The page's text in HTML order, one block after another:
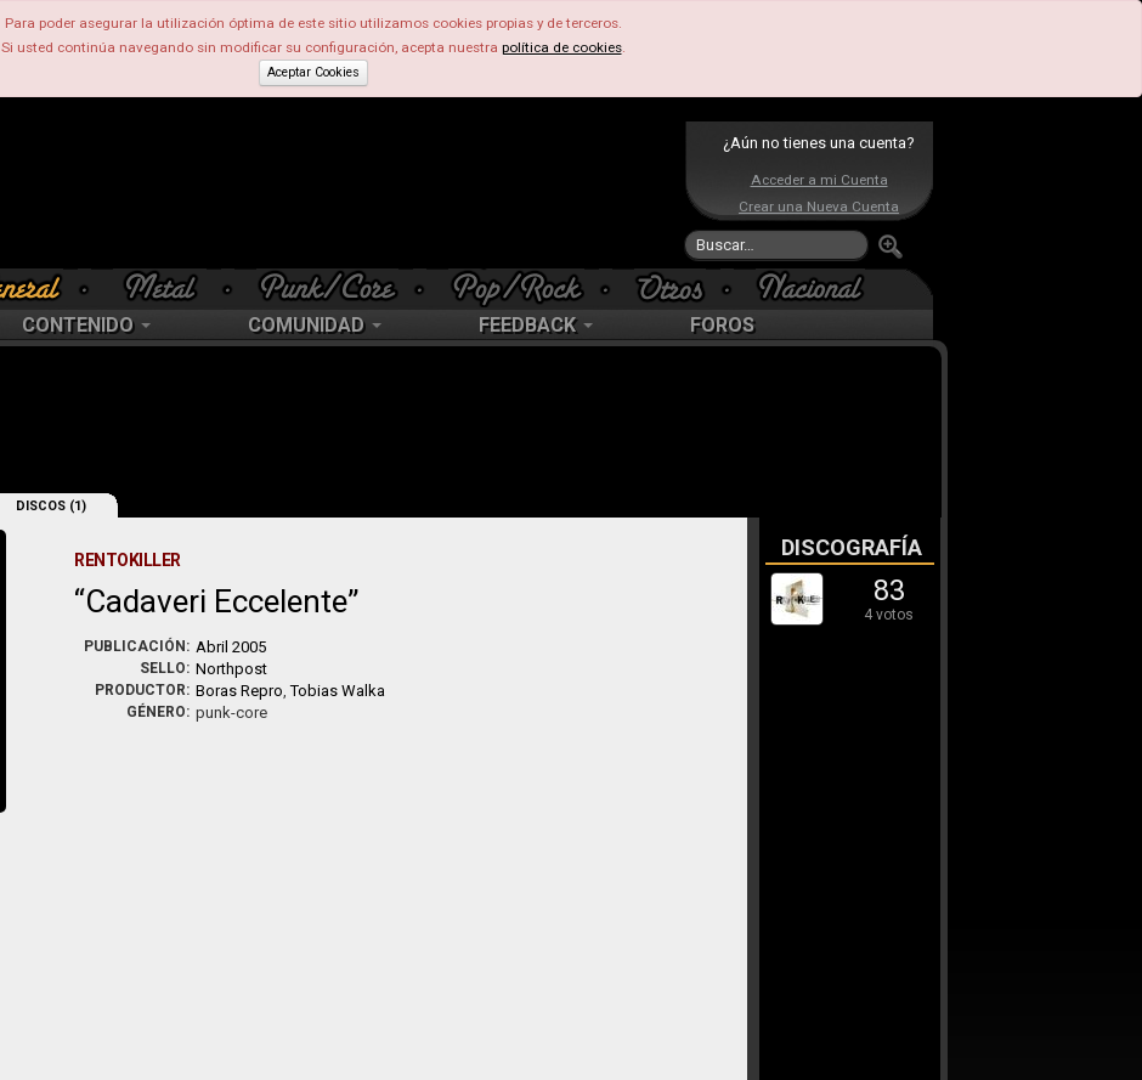
Para poder asegurar la utilización óptima de este sitio utilizamos cookies propias y de terceros.
Si usted continúa navegando sin modificar su configuración, acepta nuestra política de cookies.
Aceptar Cookies
¿Aún no tienes una cuenta?
Acceder a mi Cuenta
Crear una Nueva Cuenta
CONTENIDO COMUNIDAD FEEDBACK FOROS
DISCOS (1)
RENTOKILLER
Cadaveri Eccelente
PUBLICACIÓN: Abril 2005
SELLO: Northpost
PRODUCTOR: Boras Repro,Tobias Walka
GÉNERO: punk-core
DISCOGRAFÍA
83
4 votos